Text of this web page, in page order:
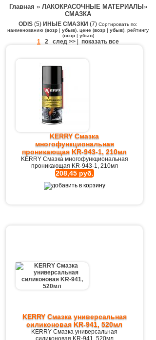
Главная » ЛАКОКРАСОЧНЫЕ МАТЕРИАЛЫ »
СМАЗКА
ODIS (5) ИНЫЕ СМАЗКИ (7) Сортировать по:
наименованию (возр | убыв), цене (возр | убыв), рейтингу
(возр| убыв)
1 2 след >> показать все
KERRY Смазка
многофункциональная
проникающая KR-943-1, 210мл
KERRY Смазка многофункциональная
проникающая KR-943-1, 210мл
208,45 руб.
KERRY Смазка универсальная
силиконовая KR-941, 520мл
KERRY Смазка универсальная
силиконовая KR-941, 520мл